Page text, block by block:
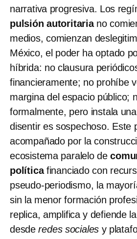
narrativa progresiva. Los
pulsión autoritariano
medios, comienzan
México, el poder ha optado
híbrida: no clausura
financieramente; no prohíbe
margina del espacio público;
formalmente, pero instala
disentir es sospechoso. Este
acompañado por la
ecosistema paralelo de
políticafinanciado con
pseudo-periodismo, la
sin la menor formación
replica, amplifica y defiende
desderedes sociales y